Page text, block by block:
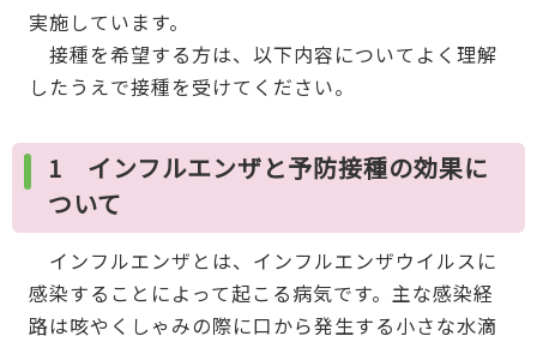
実施しています。
接種を希望する方は、以下内容についてよく理解
したうえで接種を受けてください。
1 インフルエンザと予防接種の効果に
ついて
インフルエンザとは、インフルエンザウイルスに
感染することによって起こる病気です。主な感染経
路は咳やくしゃみの際に口から発生する小さな水滴